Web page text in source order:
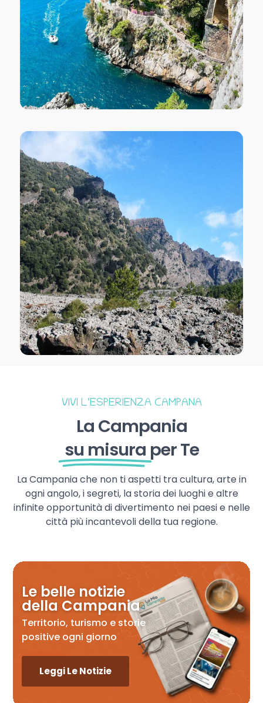
VIVI L’ESPERIENZA CAMPANA
La Campania
su misura per Te
La Campania che non ti aspetti tra cultura, arte in
ogni angolo, i segreti, la storia dei luoghi e altre
infinite opportunità di divertimento nei paesi e nelle
città più incantevoli della tua regione.
Le belle notizie
della Campania
Territorio, turismo e storie
positive ogni giorno
Leggi Le Notizie